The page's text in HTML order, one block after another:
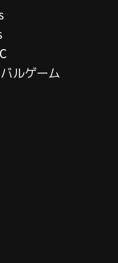
ルゲーム